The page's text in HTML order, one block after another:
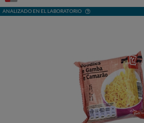
ANALIZADO EN EL LABORATORIO